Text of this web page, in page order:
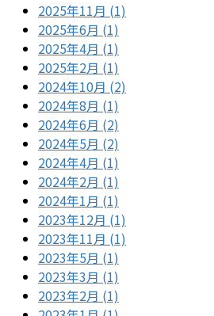
2025年11月 (1)
2025年6月 (1)
2025年4月 (1)
2025年2月 (1)
2024年10月 (2)
2024年8月 (1)
2024年6月 (2)
2024年5月 (2)
2024年4月 (1)
2024年2月 (1)
2024年1月 (1)
2023年12月 (1)
2023年11月 (1)
2023年5月 (1)
2023年3月 (1)
2023年2月 (1)